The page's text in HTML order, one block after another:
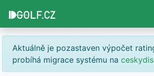
Aktuálně je pozastaven výpočet
probíhá migrace systému na